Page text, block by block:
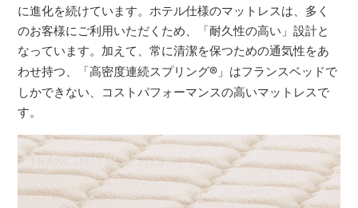
に進化を続けています。ホテル仕様のマットレスは、多く
のお客様にご利用いただくため、「耐久性の高い」設計と
なっています。加えて、常に清潔を保つための通気性をあ
わせ持つ、「高密度連続スプリング® 」はフランスベッドで
しかできない、コストパフォーマンスの高いマットレスで
す。